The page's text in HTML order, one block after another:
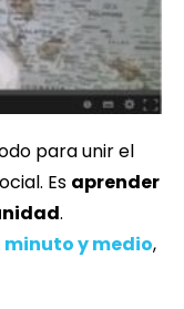
para unir el
Es aprender
.
minuto y medio,